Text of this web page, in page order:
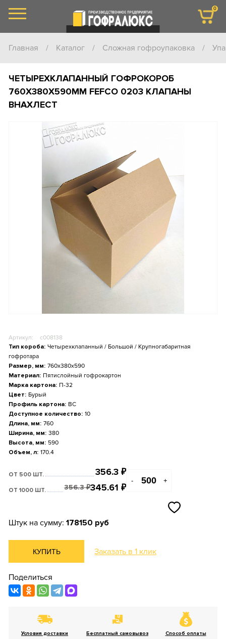
Главная / Каталог / Сложная гофроупаковка /
ЧЕТЫРЕХКЛАПАННЫЙ ГОФРОКОРОБ
760Х380Х590ММ FEFCO 0203 КЛАПАНЫ
ВНАХЛЕСТ
Артикул:
c008138
Тип короба: Четырехклапанный / Большой / Крупногабаритная
гофротара
Размер, мм: 760x380x590
Материал: Пятислойный гофрокартон
Марка картона: П-32
Цвет: Бурый
Профиль картона: BС
Доступное количество: 10
Длина, мм: 760
Ширина, мм: 380
Высота, мм: 590
Объем, л: 170.4
ОТ 500 ШТ. 356.3₽
ОТ 1000 ШТ. 356.3₽345.61₽
Штук на сумму: 178150 руб
КУПИТЬ Заказать в 1 клик
- +
Поделиться
Условия доставки Бесплатный самовывоз Способ оплаты